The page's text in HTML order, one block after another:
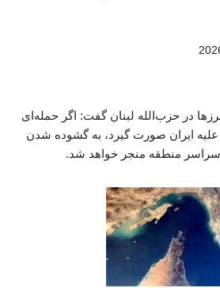
در حزب‌الله لبنان گفت: اگر حمله‌ای
ایران صورت گیرد، به گشوده شدن
منطقه منجر خواهد شد.